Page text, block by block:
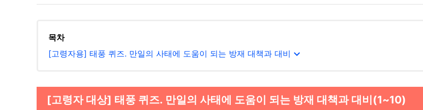
목차
[고령자용] 태풍 퀴즈. 만일의 사태에 도움이 되는 방재 대책과 대비 expand_more
[고령자 대상] 태풍 퀴즈. 만일의 사태에 도움이 되는 방재 대책과 대비(1~10)